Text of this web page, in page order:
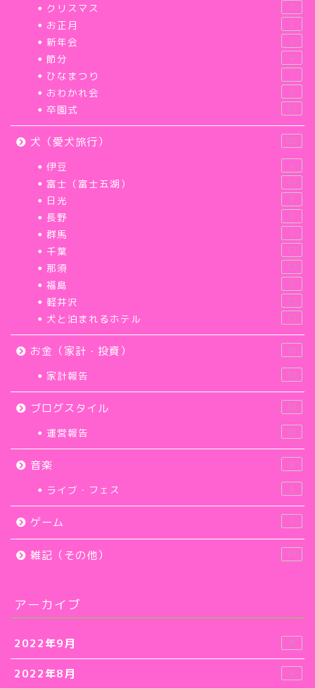
クリスマス 5
お正月 2
新年会 2
節分 2
ひなまつり 1
おわかれ会 2
卒園式 18
犬（愛犬旅行） 88
伊豆 4
富士（富士五湖） 14
日光 9
長野 8
群馬 1
千葉 12
那須 12
福島 8
軽井沢 15
犬と泊まれるホテル 13
お金（家計・投資） 38
家計報告 32
ブログスタイル 34
運営報告 18
音楽 4
ライブ・フェス 4
ゲーム 1
雑記（その他） 19
アーカイブ
2022年9月 3
2022年8月 4